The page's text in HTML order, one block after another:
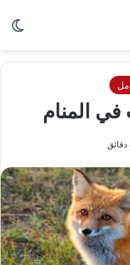
في المنام